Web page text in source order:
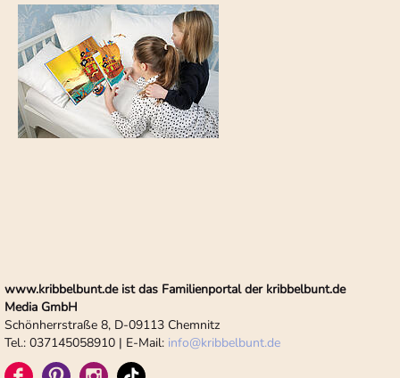
www.kribbelbunt.de ist das Familienportal der kribbelbunt.de
Media GmbH
Schönherrstraße 8, D-09113 Chemnitz
Tel.: 037145058910 | E-Mail: info@kribbelbunt.de